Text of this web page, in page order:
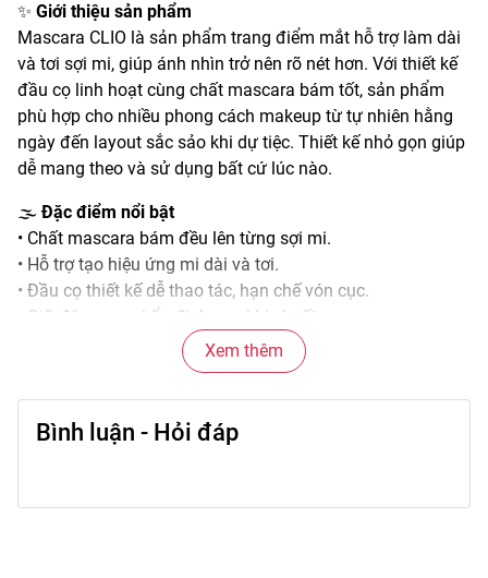
✨ Giới thiệu sản phẩm
Mascara CLIO là sản phẩm trang điểm mắt hỗ trợ làm dài
và tơi sợi mi, giúp ánh nhìn trở nên rõ nét hơn. Với thiết kế
đầu cọ linh hoạt cùng chất mascara bám tốt, sản phẩm
phù hợp cho nhiều phong cách makeup từ tự nhiên hằng
ngày đến layout sắc sảo khi dự tiệc. Thiết kế nhỏ gọn giúp
dễ mang theo và sử dụng bất cứ lúc nào.
🌫️Đặc điểm nổi bật
• Chất mascara bám đều lên từng sợi mi.
• Hỗ trợ tạo hiệu ứng mi dài và tơi.
• Đầu cọ thiết kế dễ thao tác, hạn chế vón cục.
• Giữ độ cong mi ổn định sau khi chuốt.
• Phù hợp sử dụng trong nhiều điều kiện sinh hoạt.
• Tăng hiệu ứng mi dày và tơi tự nhiên.
Xem thêm
Bình luận - Hỏi đáp